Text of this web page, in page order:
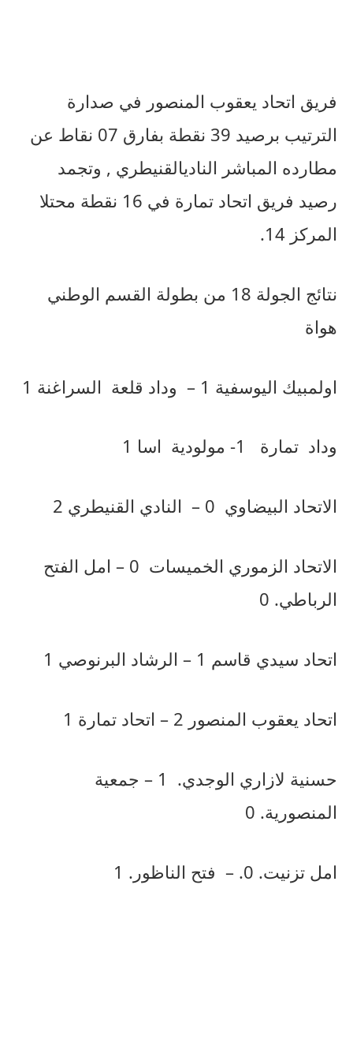
فريق اتحاد يعقوب المنصور في صدارة
الترتيب برصيد نقطة بفارق نقاط عن
مطارده المباشر الناديالقنيطري , وتجمد
رصيد فريق اتحاد تمارة في نقطة محتلا
المركز
نتائج الجولة من بطولة القسم الوطني
هواة
اولمبيك اليوسفية وداد قلعة السراغنة
وداد تمارة 1- مولودية اسا
الاتحاد البيضاوي 0 – النادي القنيطري
الاتحاد الزموري الخميسات 0 – امل الفتح
الرباطي. 0
اتحاد سيدي قاسم الرشاد البرنوصي
اتحاد يعقوب المنصور اتحاد تمارة
حسنية لازاري الوجدي.
1 –
جمعية
المنصورية. 0
امل تزنيت. 0. – فتح الناظور . 1